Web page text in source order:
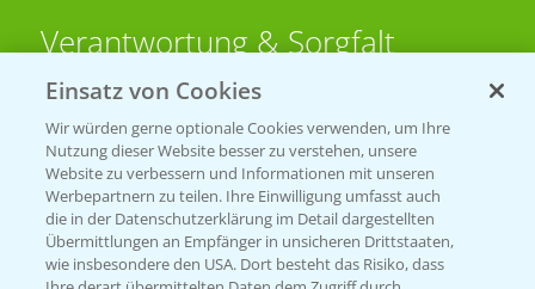
Verantwortung & Sorgfalt
Sammelstellen und Termine
PRE - Chemikalien sicher entsorgen
Sammelstellen und Termine
Einsatz von Cookies
Wir würden gerne optionale Cookies verwenden, um Ihre
Nutzung dieser Website besser zu verstehen, unsere
Website zu verbessern und Informationen mit unseren
Werbepartnern zu teilen. Ihre Einwilligung umfasst auch
die in der Datenschutzerklärung im Detail dargestellten
Übermittlungen an Empfänger in unsicheren Drittstaaten,
wie insbesondere den USA. Dort besteht das Risiko, dass